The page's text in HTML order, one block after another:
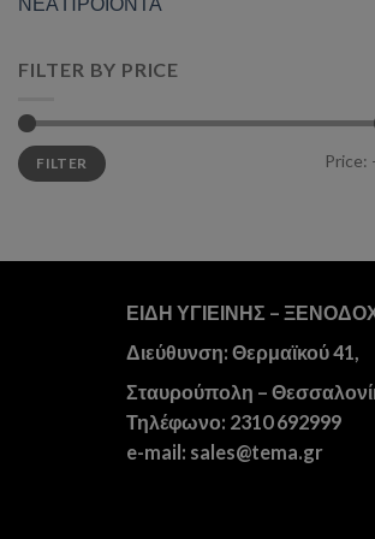
FILTER BY PRICE
Min
price
Max
priceFILTER Price:
ΕΙΔΗ ΥΓΙΕΙΝΗΣ –
Διεύθυνση: Θερμαϊκού 41,
Σταυρούπολη –
Τηλέφωνο: 2310 692999
e-mail: sales@tema.gr